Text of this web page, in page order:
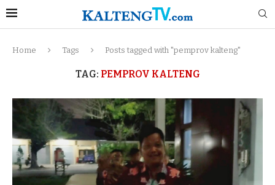
Home Tags Posts tagged with "pemprov kalteng"
TAG: PEMPROV KALTENG